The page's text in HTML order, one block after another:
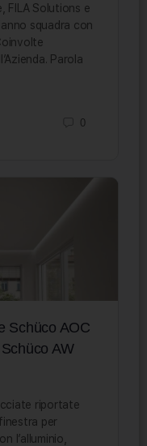
FILA Solutions e
squadra con
Parola
0
Schüco AOC
AW
riportate
per
l’alluminio,